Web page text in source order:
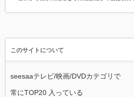
このサイトについて
seesaaテレビ/映画/DVDカテゴリで
常にTOP20 入っている